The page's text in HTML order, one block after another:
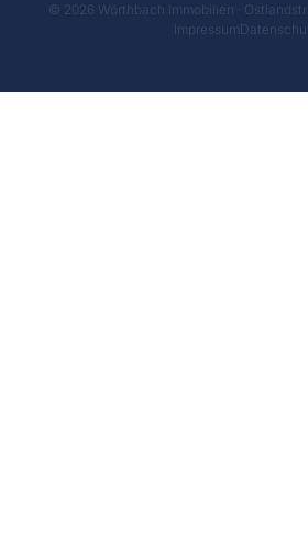
© 2026 Wörthbach Immobilien ·
Impressum